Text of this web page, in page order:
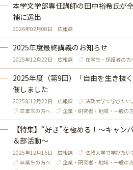
本学文学部専任講師の田中裕希氏が
補に選出
2026年02月08日 広報課
2025年度最終講義のお知らせ
2025年12月22日 広報課 在学生・保護者の方
2025年度（第9回）「自由を生き抜
催しました
2025年12月22日 広報課 法政大学で学びたい
卒業生の方へ
企業・研究者・地域・一般の
【特集】“好き”を極める！～キャン
＆部活動～
2025年12月16日 広報課 法政大学で学びたい
卒業生の方へ
企業・研究者・地域・一般の